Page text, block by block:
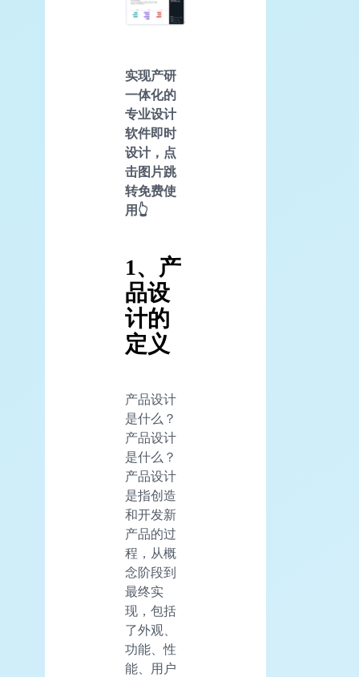
实现产研
一体化的
专业设计
软件即时
设计，点
击图片跳
转免费使
用👆
1、产
品设
计的
定义
产品设计
是什么？
产品设计
是什么？
产品设计
是指创造
和开发新
产品的过
程，从概
念阶段到
最终实
现，包括
了外观、
功能、性
能、用户